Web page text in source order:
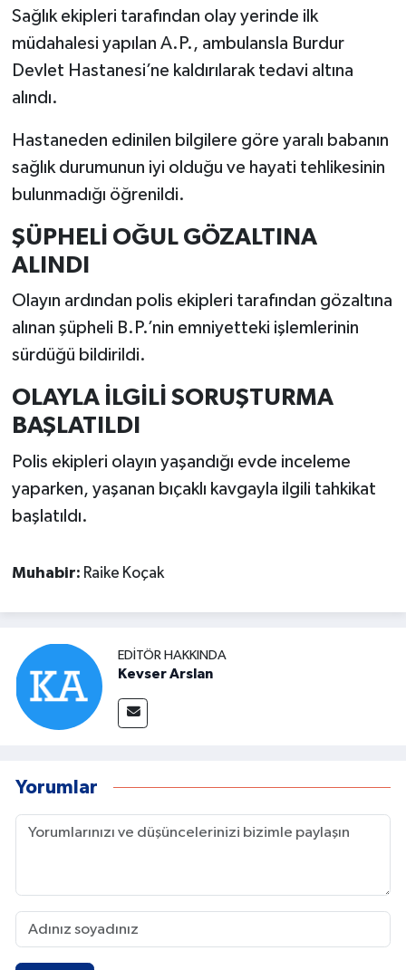
Sağlık ekipleri tarafından olay yerinde ilk
müdahalesi yapılan A.P., ambulansla Burdur
Devlet Hastanesi’ne kaldırılarak tedavi altına
alındı.
Hastaneden edinilen bilgilere göre yaralı babanın
sağlık durumunun iyi olduğu ve hayati tehlikesinin
bulunmadığı öğrenildi.
ŞÜPHELİ OĞUL GÖZALTINA
ALINDI
Olayın ardından polis ekipleri tarafından gözaltına
alınan şüpheli B.P.’nin emniyetteki işlemlerinin
sürdüğü bildirildi.
OLAYLA İLGİLİ SORUŞTURMA
BAŞLATILDI
Polis ekipleri olayın yaşandığı evde inceleme
yaparken, yaşanan bıçaklı kavgayla ilgili tahkikat
başlatıldı.
Muhabir: Raike Koçak
EDITÖR HAKKINDA
Kevser Arslan
Yorumlar